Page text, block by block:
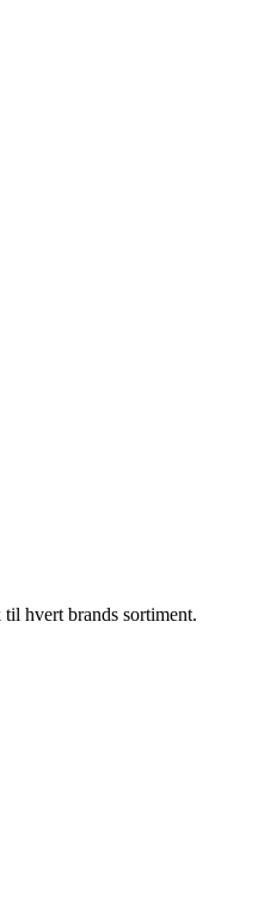
hvert brands sortiment.